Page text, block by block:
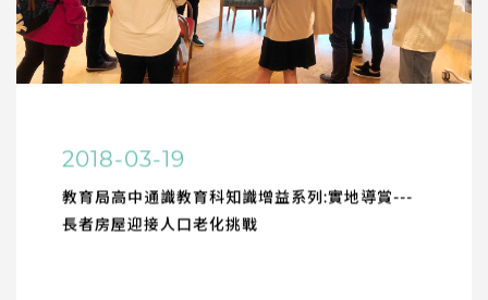
2018-03-19
教育局高中通識教育科知識增益系列:實地導賞---
長者房屋迎接人口老化挑戰